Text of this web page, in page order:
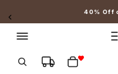
40% Off
Slide 2 of 2